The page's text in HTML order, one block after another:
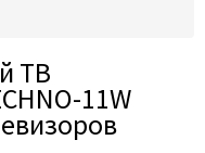
ТВ
11W